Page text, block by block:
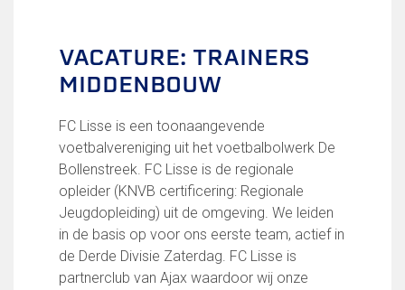
Kledingplan
Contributie
Gevonden voorwerpen
Verenigingsdocumenten
Teams
FC Lisse 1
FC Lisse 2
Toegangs- en seizoenskaarten
VACATURE: TRAINERS
MIDDENBOUW
FC Lisse is een toonaangevende
voetbalvereniging uit het voetbalbolwerk De
Bollenstreek. FC Lisse is de regionale
opleider (KNVB certificering: Regionale
Jeugdopleiding) uit de omgeving. We leiden
in de basis op voor ons eerste team, actief in
de Derde Divisie Zaterdag. FC Lisse is
partnerclub van Ajax waardoor wij onze